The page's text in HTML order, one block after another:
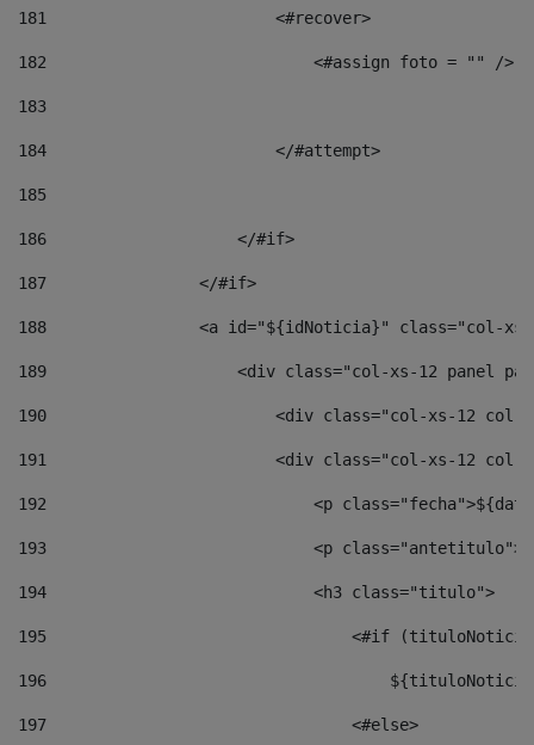
181
                        <#recover>
182
                            <#assign foto = "" />
183
184
                        </#attempt>
185
186
                    </#if>
187
                </#if>
188
<a id="${idNoticia}" class="col-
189
<div class="col-xs-12 panel
190
<div class="col-xs-12
191
<div class="col-xs-12
192
<p
193
<p
194
                            <h3 class="titulo">
195
<#if
196
197
                                <#else>